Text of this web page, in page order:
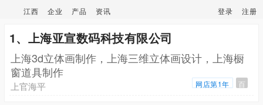
江西 企业 产品 资讯 登录 注册
1、上海亚宣数码科技有限公司
上海3d立体画制作，上海三维立体画设计，上海橱
窗道具制作
上官海平 网店第1年 百